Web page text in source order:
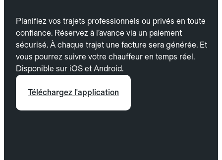
Planifiez vos trajets professionnels ou privés en toute
confiance. Réservez à l’avance via un paiement
sécurisé. À chaque trajet une facture sera générée. Et
vous pourrez suivre votre chauffeur en temps réel.
Disponible sur iOS et Android.
Téléchargez l'application